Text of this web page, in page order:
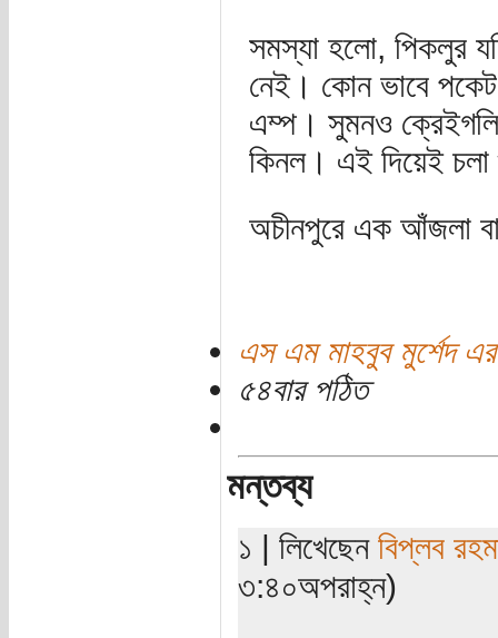
সমস্যা হলো, পিকলুর
নেই। কোন ভাবে পকেট
এম্প। সুমনও
কিনল। এই দিয়েই
অচীনপুরে এক আঁজলা
এস এম মাহবুব মুর্শেদ
৫৪বার পঠিত
মন্তব্য
১ | লিখেছেন বিপ্লব
৩:৪০অপরাহ্ন)